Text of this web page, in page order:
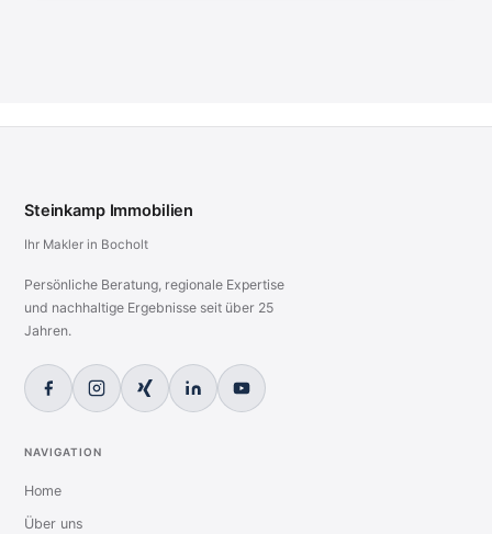
Steinkamp Immobilien
Ihr Makler in Bocholt
Persönliche Beratung, regionale Expertise
und nachhaltige Ergebnisse seit über 25
Jahren.
NAVIGATION
Home
Über uns